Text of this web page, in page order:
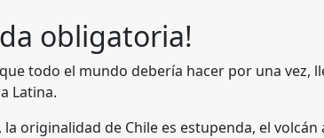
obligatoria!
todo el mundo debería hacer por una vez,
Latina.
originalidad de Chile es estupenda, el